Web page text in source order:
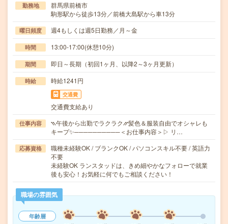
勤務地
群馬県前橋市
駒形駅から徒歩13分／前橋大島駅から車13分
曜日頻度 週4もしくは週5日勤務／月～金
時間 13:00-17:00(休憩10分)
期間 即日～長期（初回1ヶ月、以降2～3ヶ月更新）
時給 時給1241円
交通費
交通費支給あり
仕事内容
⳹午後から出勤でラクラク⳼髪色＆服装自由でオシャレも
キープ✨──────────＜お仕事内容＞▷ リ…
応募資格
職種未経験OK / ブランクOK / パソコンスキル不要 / 英語力
不要
未経験OK ランスタッドは、きめ細やかなフォローで就業
後も安心！お気軽に何でもご相談ください！
職場の雰囲気
年齢層